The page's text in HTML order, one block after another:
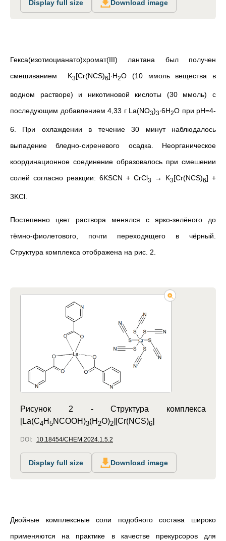
Display full size Download image
Гекса(изотиоцианато)хромат(III) лантана был получен
смешиванием K3[Cr(NCS)6]∙H2O (10 ммоль вещества в
водном растворе) и никотиновой кислоты (30 ммоль) с
последующим добавлением 4,33 г La(NO3)3∙6H2О при рН=4-
6. При охлаждении в течение 30 минут наблюдалось
выпадение бледно-сиреневого осадка. Неорганическое
координационное соединение образовалось при смешении
солей согласно реакции: 6KSCN + CrCl3 → K3[Cr(NCS)6] +
3KCl.
Постепенно цвет раствора менялся с ярко-зелёного до
тёмно-фиолетового, почти переходящего в чёрный.
Структура комплекса отображена на рис. 2.
Рисунок 2 -Структура комплекса
[La(C4H 5NCOOH)3(H 2O)2][Cr(NCS)6]
DOI: 10.18454/CHEM.2024.1.5.2
Display full size Download image
Двойные комплексные соли подобного состава широко
применяются на практике в качестве прекурсоров для